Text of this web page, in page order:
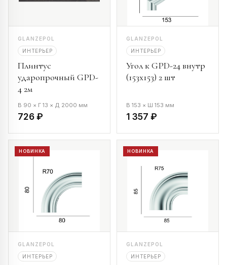
GLANZEPOL
ИНТЕРЬЕР
Плинтус
ударопрочный GPD-
4 2м
В 90 × Г 13 × Д 2000 мм
726 ₽
GLANZEPOL
ИНТЕРЬЕР
Угол к GPD-24 внутр
(153х153) 2 шт
В 153 × Ш 153 мм
1 357 ₽
НОВИНКА
GLANZEPOL
ИНТЕРЬЕР
НОВИНКА
GLANZEPOL
ИНТЕРЬЕР